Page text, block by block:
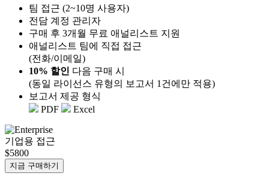
팀 접근 (2~10명 사용자)
전담 계정 관리자
구매 후 3개월 무료 애널리스트 지원
애널리스트 팀에 직접 접근
(전화/이메일)
10% 할인 다음 구매 시
(동일 라이선스 유형의 보고서 1건에만 적용)
보고서 제공 형식
PDF
Excel
기업용 접근
$5800
지금 구매하기